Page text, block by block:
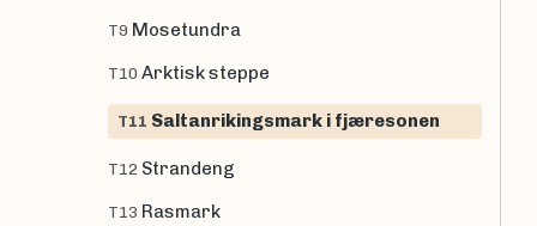
T9 Mosetundra
T10 Arktisk steppe
T11 Saltanrikingsmark i fjæresonen
T12 Strandeng
T13 Rasmark